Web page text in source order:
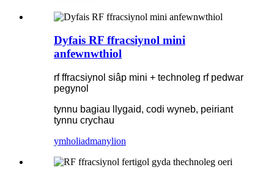
Dyfais RF ffracsiynol mini
anfewnwthiol
rf ffracsiynol siâp mini + technoleg rf pedwar
pegynol
tynnu bagiau llygaid, codi wyneb, peiriant
tynnu crychau
ymholiadmanylion